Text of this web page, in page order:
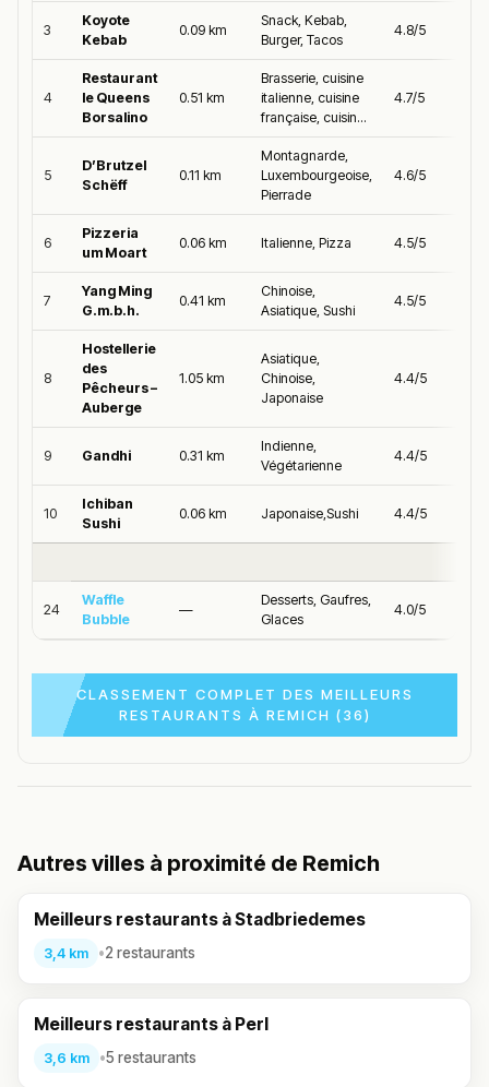
3
Koyote
Kebab
0.09 km
Snack, Kebab,
Burger, Tacos
4.8/5
4
Restaurant
le Queens
Borsalino
0.51 km
Brasserie, cuisine
italienne, cuisine
française, cuisin...
4.7/5
5
D’Brutzel
Schëff
0.11 km
Montagnarde,
Luxembourgeoise,
Pierrade
4.6/5
6
Pizzeria
um Moart
0.06 km Italienne, Pizza 4.5/5
7
Yang Ming
G.m.b.h.
0.41 km
Chinoise,
Asiatique, Sushi
4.5/5
8
Hostellerie
des
Pêcheurs –
Auberge
1.05 km
Asiatique,
Chinoise,
Japonaise
4.4/5
9 Gandhi 0.31 km
Indienne,
Végétarienne
4.4/5
10
Ichiban
Sushi
0.06 km Japonaise,Sushi 4.4/5
24
Waffle
Bubble
—
Desserts, Gaufres,
Glaces
4.0/5
CLASSEMENT COMPLET DES MEILLEURS
RESTAURANTS À REMICH (36)
Autres villes à proximité de Remich
Meilleurs restaurants à Stadbriedemes
3,4 km •2 restaurants
Meilleurs restaurants à Perl
3,6 km •5 restaurants